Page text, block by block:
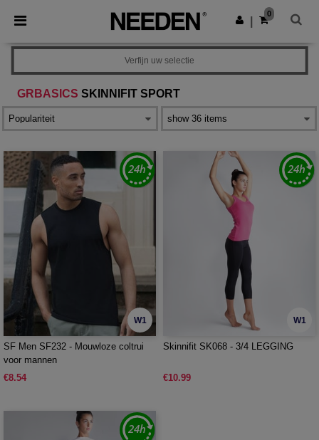
× Needen-app
Betere prijzen in de app!
Download app
0
GRBASICS SKINNIFIT SPORT
Verfijn uw selectie
W1
SF Men SF232 - Mouwloze coltrui
voor mannen
€8.54
W1
Skinnifit SK068 - 3/4 LEGGING
€10.99